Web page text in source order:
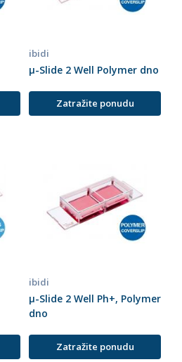
ibidi
µ-Slide 2 Well Polymer dno
Zatražite ponudu
ibidi
µ-Slide 2 Well Ph+, Polymer
dno
Zatražite ponudu